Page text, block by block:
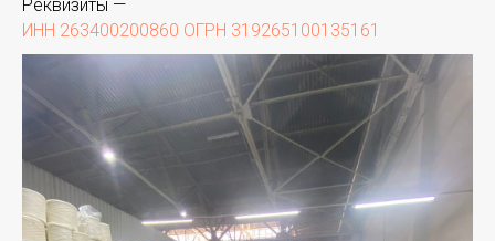
Реквизиты —
ИНН 263400200860 ОГРН 319265100135161